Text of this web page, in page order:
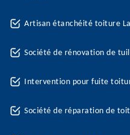
Artisan étanchéité toiture
Société de rénovation de
Intervention pour fuite
Société de réparation de